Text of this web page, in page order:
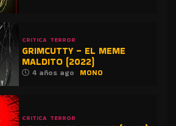
CRITICA TERROR
GRIMCUTTY – EL MEME
MALDITO (2022)
4 años ago MONO
CRITICA TERROR